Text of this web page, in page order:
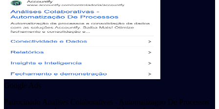
Google Ads
Patrocinado Analises Colaborativas - Automatizagao De Processos